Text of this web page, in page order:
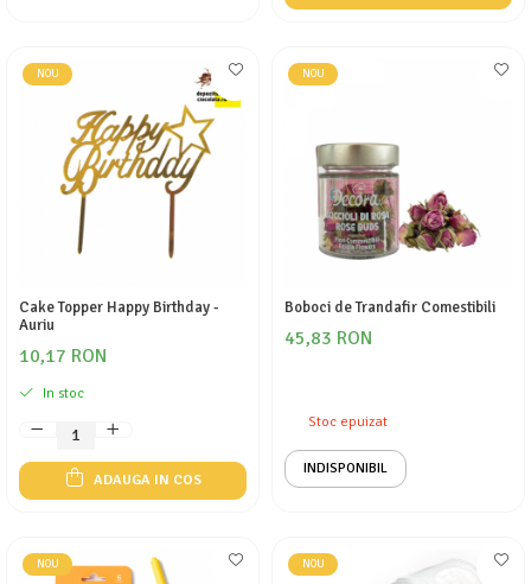
NOU
Cake Topper Happy Birthday -
Auriu
10,17 RON
In stoc
ADAUGA IN COS
NOU
Boboci de Trandafir Comestibili
45,83 RON
Stoc epuizat
INDISPONIBIL
NOU NOU